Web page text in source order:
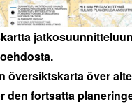
jatkosuunnitteluun
översiktskarta över
den fortsatta